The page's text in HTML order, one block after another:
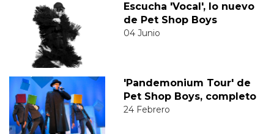
Escucha 'Vocal', lo nuevo
de Pet Shop Boys
04 Junio
'Pandemonium Tour' de
Pet Shop Boys, completo
24 Febrero